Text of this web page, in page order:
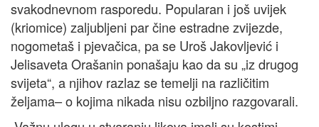
svakodnevnom rasporedu. Popularan i još uvijek
(kriomice) zaljubljeni par čine estradne zvijezde,
nogometaš i pjevačica, pa se Uroš Jakovljević i
Jelisaveta Orašanin ponašaju kao da su „iz drugog
svijeta“, a njihov razlaz se temelji na različitim
željama– o kojima nikada nisu ozbiljno razgovarali.